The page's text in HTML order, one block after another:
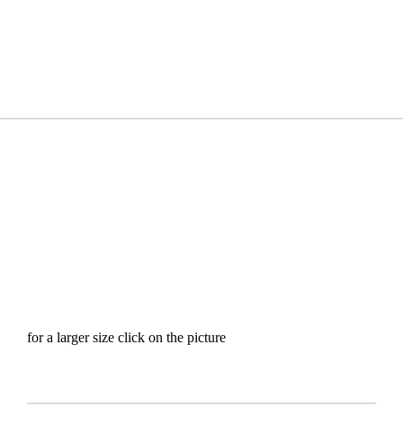
for a larger size click on the picture